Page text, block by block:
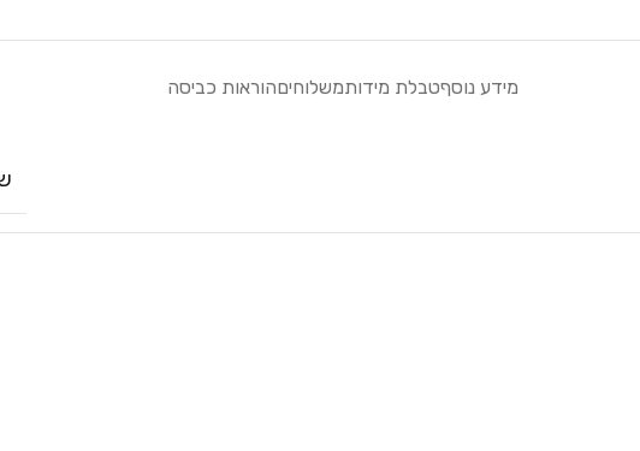
מידע נוסףטבלת מידותמשלוחיםהוראות כביסה